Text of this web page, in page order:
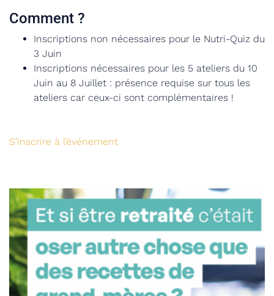
Comment ?
Inscriptions non nécessaires pour le Nutri-Quiz du
3 Juin
Inscriptions nécessaires pour les 5 ateliers du 10
Juin au 8 Juillet : présence requise sur tous les
ateliers car ceux-ci sont complémentaires !
S’inscrire à l’événement